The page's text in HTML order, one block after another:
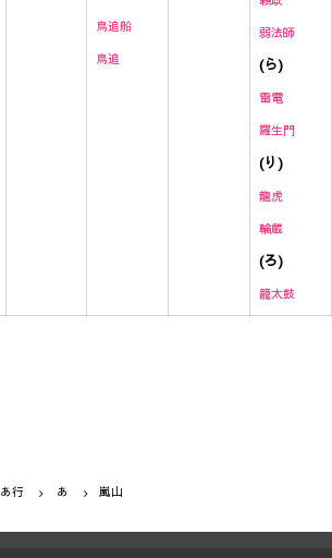
鳥追船
鳥追
弱法師
(ら)
雷電
羅生門
(り)
龍虎
輪蔵
(ろ)
籠太鼓
あ行 あ 嵐山